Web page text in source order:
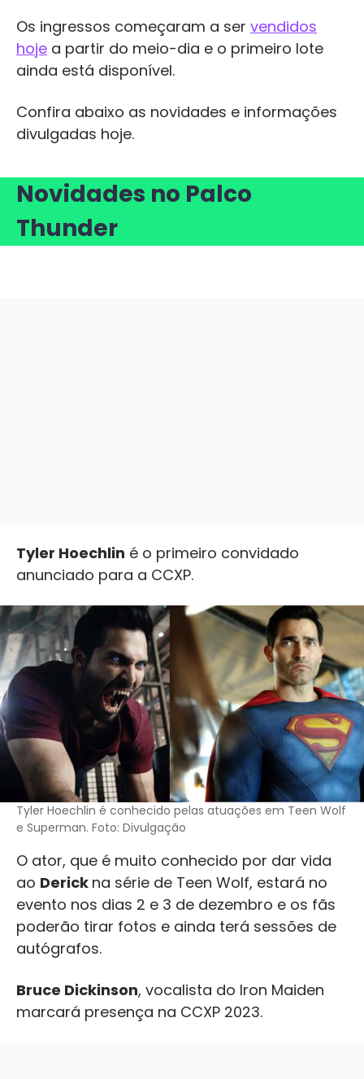
Os ingressos começaram a ser vendidos
hoje a partir do meio-dia e o primeiro lote
ainda está disponível.
Confira abaixo as novidades e informações
divulgadas hoje.
Novidades no Palco
Thunder
Tyler Hoechlin é o primeiro convidado
anunciado para a CCXP.
Tyler Hoechlin é conhecido pelas atuações em Teen Wolf
e Superman. Foto: Divulgação
O ator, que é muito conhecido por dar vida
ao Derick na série de Teen Wolf, estará no
evento nos dias 2 e 3 de dezembro e os fãs
poderão tirar fotos e ainda terá sessões de
autógrafos.
Bruce Dickinson, vocalista do Iron Maiden
marcará presença na CCXP 2023.